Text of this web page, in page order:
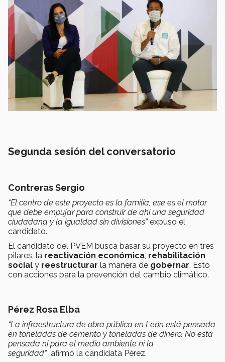
Segunda sesión del conversatorio
Contreras Sergio
“El centro de este proyecto es la familia, ese es el motor
que debe empujar para construir de ahí una seguridad
ciudadana y la igualdad sin divisiones”expuso el
candidato.
El candidato del PVEM busca basar su proyecto en tres
pilares, la reactivación económica rehabilitación
social y reestructurar la manera de gobernar. Esto
con acciones para la prevención del cambio climático.
Pérez Rosa Elba
“La infraestructura de obra pública en León está pensada
en toneladas de cemento y toneladas de dinero. No está
pensada ni para el medio ambiente ni la
seguridad” afirmó la candidata Pérez.